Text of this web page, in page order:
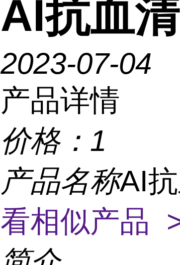
AI抗血
2023-07-04
产品详情
价格： 1
产品名称AI
看相似产品